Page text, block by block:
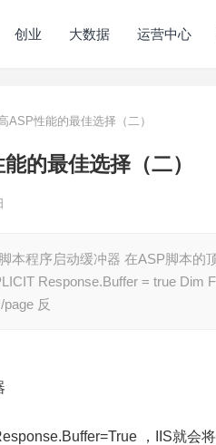
创业 大数据 运营中心
ASP性能的最佳选择（二）
的最佳选择（二）
本程序启动缓冲器 在ASP脚本的
Response.Buffer = true Dim
反
，IIS就会将